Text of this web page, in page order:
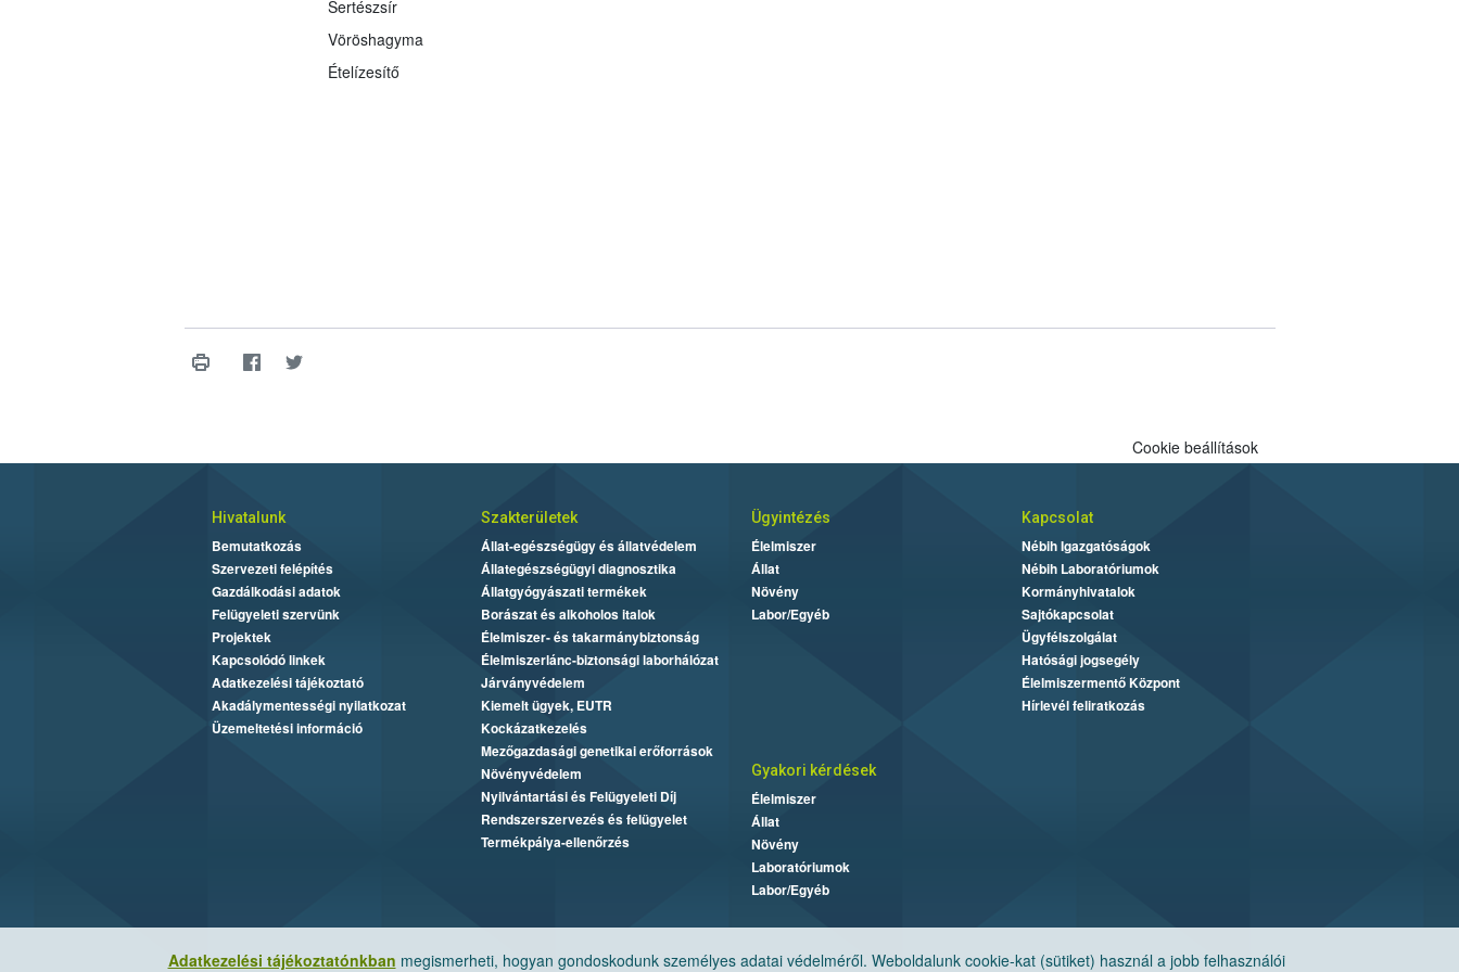
Sertészsír
Vöröshagyma
Ételízesítő
Adatkezelési tájékoztatónkban megismerheti, hogyan gondoskodunk személyes adatai védelméről. Weboldalunk cookie-kat (sütiket) használ a jobb felhasználói
Cookie beállítások
Hivatalunk
Bemutatkozás
Szervezeti felépítés
Gazdálkodási adatok
Felügyeleti szervünk
Projektek
Kapcsolódó linkek
Adatkezelési tájékoztató
Akadálymentességi nyilatkozat
Üzemeltetési információ
Szakterületek
Állat-egészségügy és állatvédelem
Állategészségügyi diagnosztika
Állatgyógyászati termékek
Borászat és alkoholos italok
Élelmiszer- és takarmánybiztonság
Élelmiszerlánc-biztonsági laborhálózat
Járványvédelem
Kiemelt ügyek, EUTR
Kockázatkezelés
Mezőgazdasági genetikai erőforrások
Növényvédelem
Nyilvántartási és Felügyeleti Díj
Rendszerszervezés és felügyelet
Termékpálya-ellenőrzés
Ügyintézés
Élelmiszer
Állat
Növény
Labor/Egyéb
Kapcsolat
Nébih Igazgatóságok
Nébih Laboratóriumok
Kormányhivatalok
Sajtókapcsolat
Ügyfélszolgálat
Hatósági jogsegély
Élelmiszermentő Központ
Hírlevél feliratkozás
Gyakori kérdések
Élelmiszer
Állat
Növény
Laboratóriumok
Labor/Egyéb